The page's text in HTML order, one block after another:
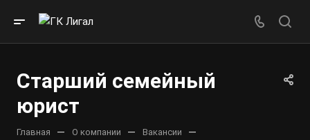
Старший семейный
юрист
Главная — О компании — Вакансии —